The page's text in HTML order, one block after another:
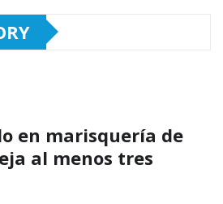
en marisquería de
al menos tres